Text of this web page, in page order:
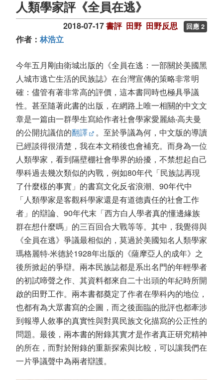
人類學家評《全員在逃》
2018-07-17書評 田野 田野反思 回應 2
作者： 林浩立
今年五月剛由衛城出版的《全員在逃：一部關於美國黑
人城市逃亡生活的民族誌》在台灣宣傳的策略非常明
確：儘管有著非常高的評價，這本書同時也極具爭議
性。甚至隨著此書的出版，在網路上唯一相關的中文文
章是一篇由一群學生寫給作者社會學家愛麗絲‧高夫曼
的公開抗議信的翻譯
。至於爭議為何，中文版的導讀
已經談得很清楚，我在本文稍後也會補充。而身為一位
人類學家，看到隔壁棚社會學界的紛擾，不禁想起自己
學科過去幾次類似的內戰，例如80年代「民族誌再現
了什麼樣的事實」的書寫文化反省浪潮、90年代中
「人類學家是客觀科學家還是有道德責任的社會工作
者」的辯論、90年代末「西方白人學者真的懂邊緣族
群在想什麼嗎」的三百回合大戰等等。其中，我覺得與
《全員在逃》爭議最相似的，莫過於美國知名人類學家
瑪格麗特‧米德於1928年出版的《薩摩亞人的成年》之
後所掀起的爭辯。兩本民族誌都是系出名門的年輕學者
的初試啼聲之作、其資料都來自二十出頭的年紀時所開
啟的田野工作。兩本書都奠定了作者在學科內的地位，
也都有為大眾書寫的企圖，而之後面臨的批評也都牽涉
到報導人敘事的真實性與對異民族文化描寫的公正性的
問題。最後，兩本書的附錄其實才是作者真正研究精神
的所在，而對於附錄的重新探索與比較，可以讓我們在
一片爭議聲中為兩者辯護。